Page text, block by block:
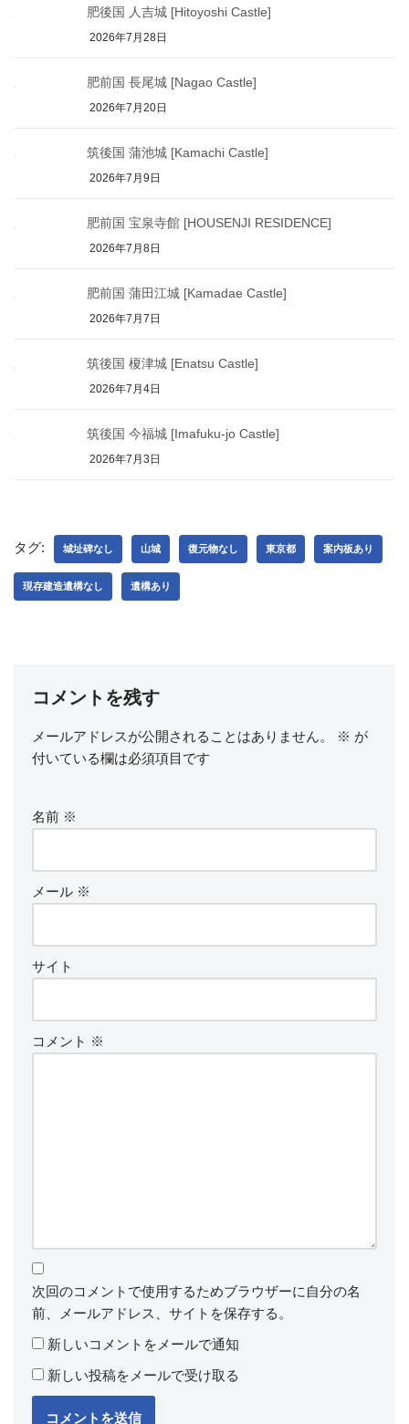
肥後国 人吉城 [Hitoyoshi Castle]
2026年7月28日
肥前国 長尾城 [Nagao Castle]
2026年7月20日
筑後国 蒲池城 [Kamachi Castle]
2026年7月9日
肥前国 宝泉寺館 [HOUSENJI RESIDENCE]
2026年7月8日
肥前国 蒲田江城 [Kamadae Castle]
2026年7月7日
筑後国 榎津城 [Enatsu Castle]
2026年7月4日
筑後国 今福城 [Imafuku-jo Castle]
2026年7月3日
タグ: 城址碑なし 山城 復元物なし 東京都 案内板あり
現存建造遺構なし 遺構あり
コメントを残す
メールアドレスが公開されることはありません。 ※ が
付いている欄は必須項目です
名前 ※
メール ※
サイト
コメント ※
次回のコメントで使用するためブラウザーに自分の名
前、メールアドレス、サイトを保存する。
新しいコメントをメールで通知
新しい投稿をメールで受け取る